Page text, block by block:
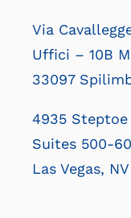
Via
Uffici – 10B
33097
4935
Suites 500-
Las Vegas,